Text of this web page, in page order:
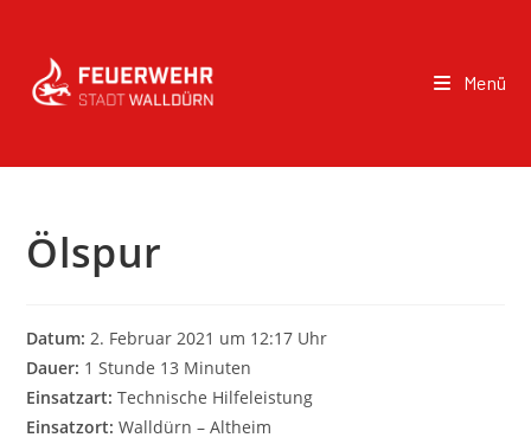
Menü
Ölspur
Datum: 2. Februar 2021 um 12:17 Uhr
Dauer: 1 Stunde 13 Minuten
Einsatzart: Technische Hilfeleistung
Einsatzort: Walldürn – Altheim